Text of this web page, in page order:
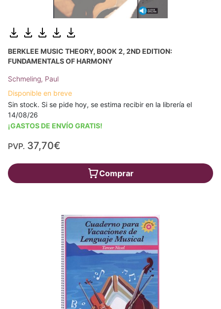
BERKLEE MUSIC THEORY, BOOK 2, 2ND EDITION:
FUNDAMENTALS OF HARMONY
Schmeling, Paul
Disponible en breve
Sin stock. Si se pide hoy, se estima recibir en la librería el
14/08/26
¡GASTOS DE ENVÍO GRATIS!
PVP. 37,70€
Comprar